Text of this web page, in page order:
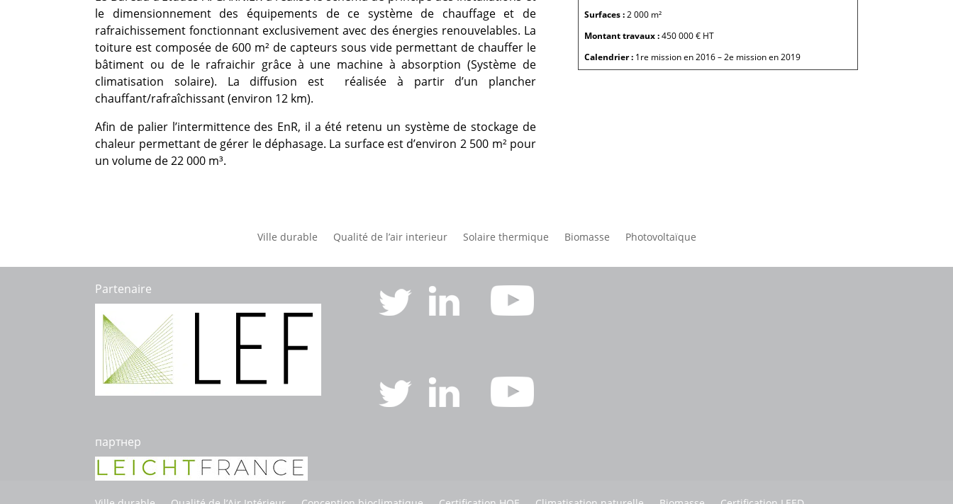
le dimensionnement des équipements de ce système de chauffage et de
rafraichissement fonctionnant exclusivement avec des énergies renouvelables. La
toiture est composée de 600 m² de capteurs sous vide permettant de chauffer le
bâtiment ou de le rafraichir grâce à une machine à absorption (Système de
climatisation solaire). La diffusion est réalisée à partir d’un plancher
chauffant/rafraîchissant (environ 12 km).
Afin de palier l’intermittence des EnR, il a été retenu un système de stockage de
chaleur permettant de gérer le déphasage. La surface est d’environ 2 500 m² pour
un volume de 22 000 m³.
Surfaces :2 000 m²
Montant travaux :450 000 € HT
Calendrier : 1re mission en 2016 – 2e mission en 2019
Ville durable Qualité de l’air interieur Solaire thermique Biomasse Photovoltaïque
Partenaire
партнер